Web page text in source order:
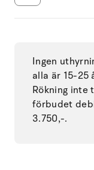
Ingen
alla är 15-25
Rökning inte
förbudet
3.750,-.